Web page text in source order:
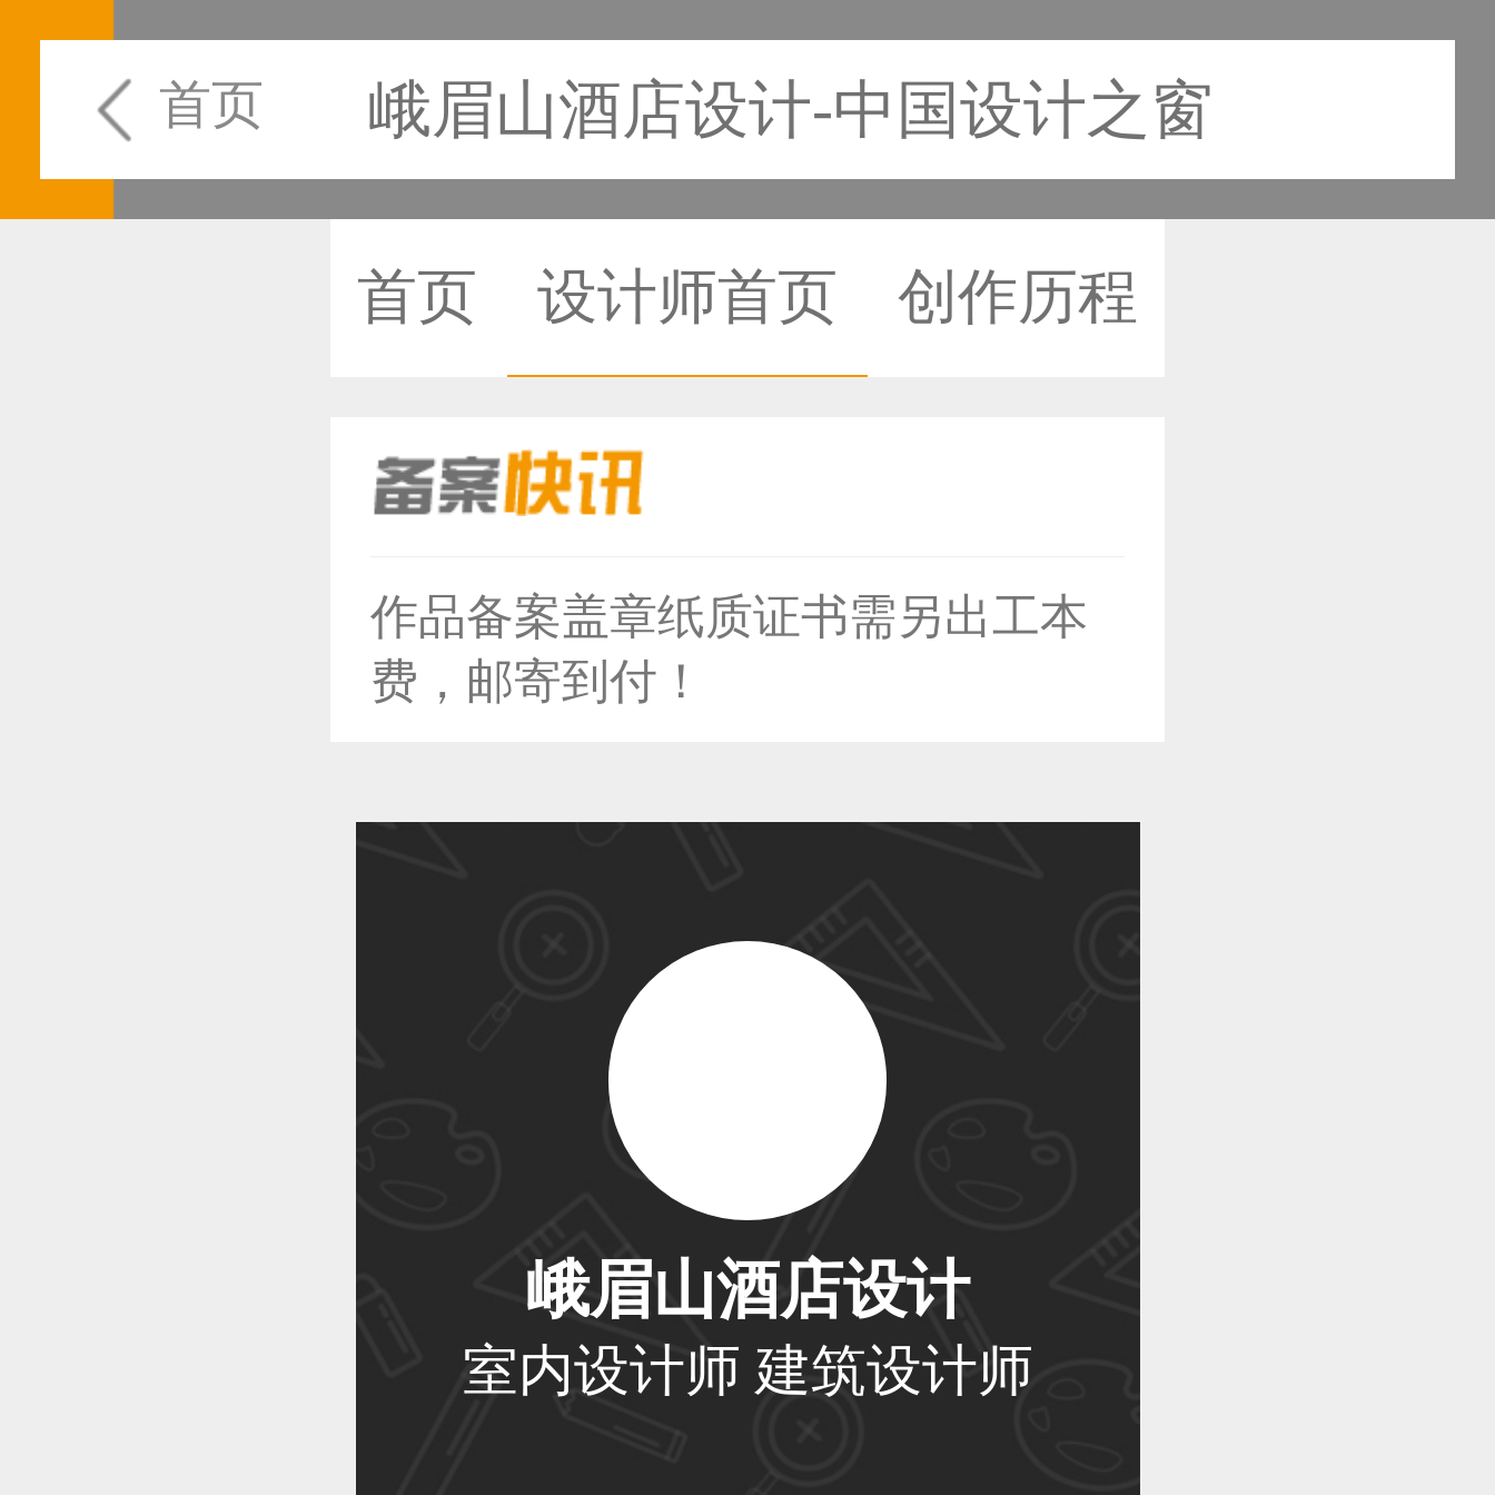
首页 峨眉山酒店设计-中国设计之窗
首页 设计师首页 创作历程
恭喜159****4930用户作品已成功备案！
恭喜159****4201用户作品已成功备案！
恭喜133****6466用户作品已成功备案！
恭喜131****1475用户作品已成功备案！
恭喜133****8874用户作品已成功备案！
作品备案盖章纸质证书需另出工本
费，邮寄到付！
峨眉山酒店设计
室内设计师 建筑设计师